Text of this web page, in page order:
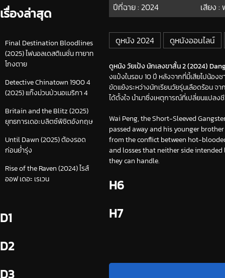
เรื่องล่าสุด
Final Destination Bloodlines
(2025) ไฟนอลเดสติเนชั่น ทายาท
โกงตาย
Detective Chinatown 1900 4
(2025) แก๊งม่วนป่วนอเมริกา 4
Britain and the Blitz (2025)
ยุทธการเดอะบลิตซ์พิชิตอังกฤษ
Until Dawn (2025) ต้องรอด
ก่อนย่ำรุ่ง
Rise of the Raven (2024) ไรส์
ออฟ เดอะ เรเวน
D1
D2
D3
ปีที่ฉาย : 2024 เสียง :
ดูหนัง 2024 ดูหนังออนไลน์
ดูหนัง วัยเป้ง นักเลงขาสั้น 2 (2024)
งแป๋งในรอบ 10 ปี หลังจากที่มี้เสียไปน้อ
ขัดแย้งระหว่างนักเรียนวัยรุ่นเลือดร้อน จ
ได้ตั้งใจ นำมาซึ่งเหตุการณ์ที่เปลี่ยนแปล
Wai Peng, the Short-Sleeved
passed away and his younger
from the conflict between hot-
and losses that neither side
they can handle.
H6
H7